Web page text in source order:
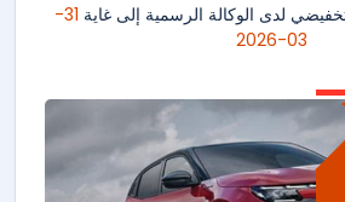
لدى الوكالة الرسمية إلى غاية
31-
03-2026